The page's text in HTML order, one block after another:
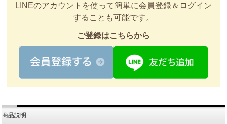
LINEのアカウントを使って簡単に会員登録＆ログイン
することも可能です。
ご登録はこちらから
商品説明